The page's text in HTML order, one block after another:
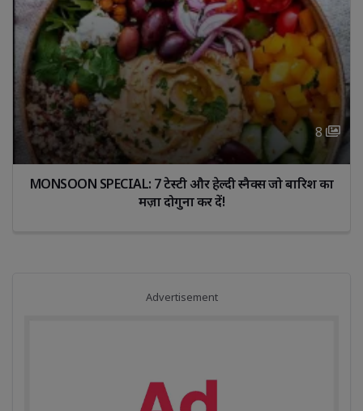
8
“दाँत ही नहीं, जीभ की सफाई भी उतनी ही जरूरी है—क्या आप इसे
नजरअंदाज़ कर रहे हैं?”
Advertisement